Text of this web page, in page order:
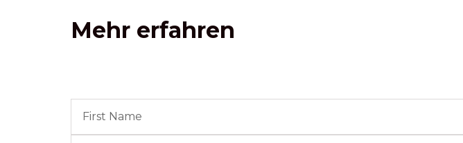
Mehr erfahren